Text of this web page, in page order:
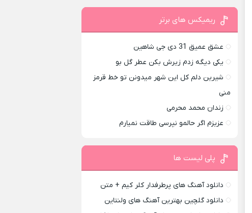
ریمیکس های برتر
عشق عمیق 31 دی جی شاهین
یکی دیگه زدم زیرش بکن عطر گل بو
شیرین دلم کل این شهر میدونن تو خط قرمز
منی
زندان محمد محرمی
عزیزم اگر حالمو نپرسی طاقت نمیارم
پلی لیست ها
دانلود آهنگ های پرطرفدار کلر کیم + متن
دانلود گلچین بهترین آهنگ های ولنتاین